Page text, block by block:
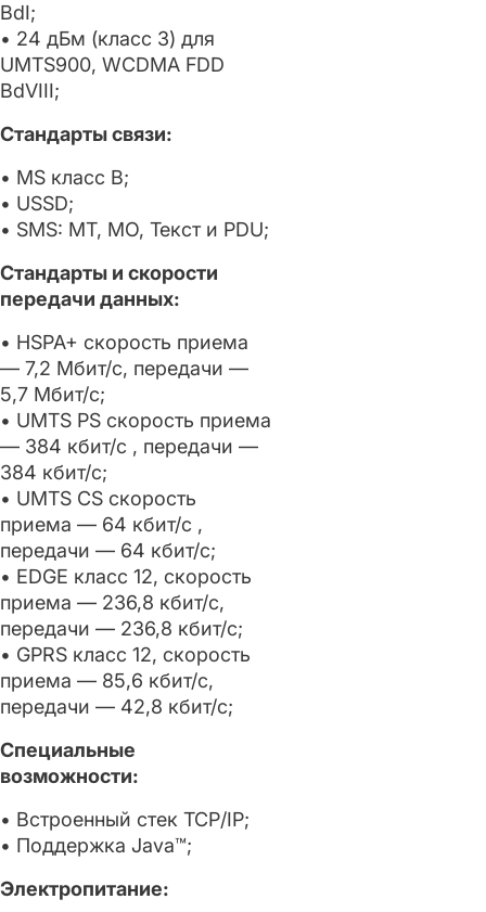
BdI;
• 24 дБм (класс 3) для
UMTS900, WCDMA FDD
BdVIII;
Стандарты связи:
• MS класс B;
• USSD;
• SMS: MT, MO, Текст и PDU;
Стандарты и скорости
передачи данных:
• HSPA+ скорость приема
— 7,2 Мбит/с, передачи —
5,7 Мбит/с;
• UMTS PS скорость приема
— 384 кбит/с , передачи —
384 кбит/с;
• UMTS CS скорость
приема — 64 кбит/с ,
передачи — 64 кбит/с;
• EDGE класс 12, скорость
приема — 236,8 кбит/с,
передачи — 236,8 кбит/с;
• GPRS класс 12, скорость
приема — 85,6 кбит/с,
передачи — 42,8 кбит/с;
Специальные
возможности:
• Встроенный стек TCP/IP;
• Поддержка Java™;
Электропитание: